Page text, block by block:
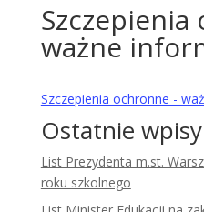
Szczepienia
ważne
Szczepienia ochronne -
Ostatnie wpisy
List Prezydenta m.st.
roku szkolnego